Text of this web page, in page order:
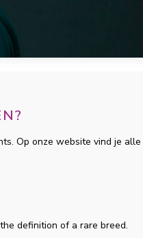
Op onze website vind je alle
definition of a rare breed.